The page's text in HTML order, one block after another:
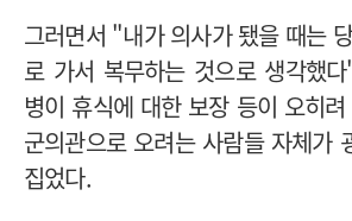
그러면서 "내가 의사가 됐을 때는
로 가서 복무하는 것으로 생각했
병이 휴식에 대한 보장 등이 오히
군의관으로 오려는 사람들 자체가
집었다.